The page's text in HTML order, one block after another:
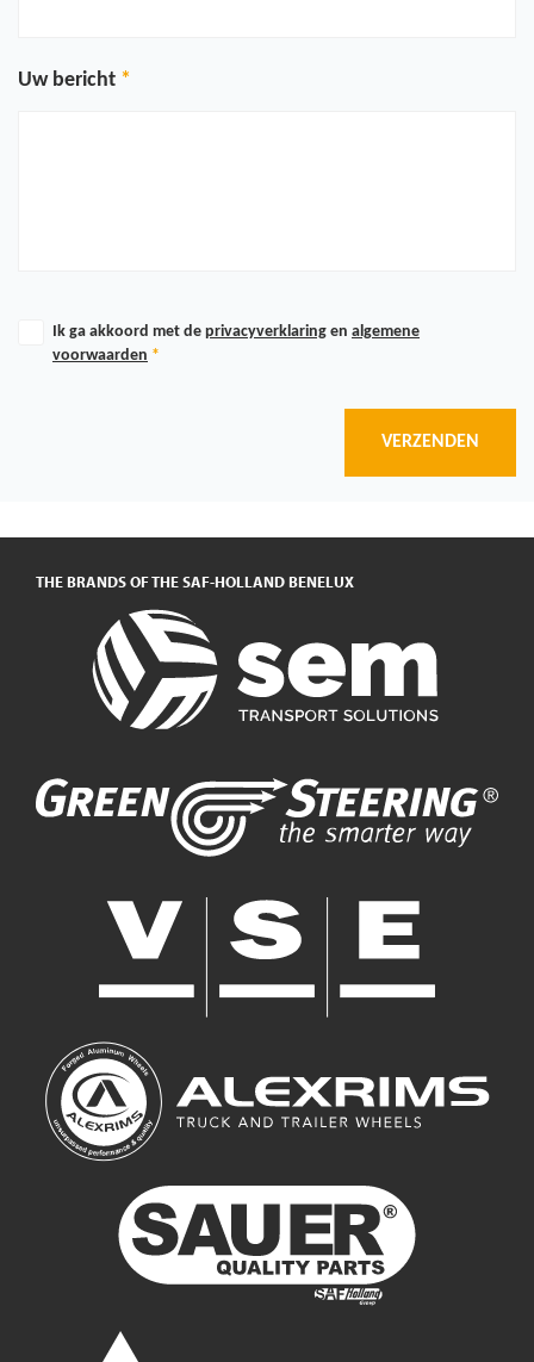
Uw bericht
Ik ga akkoord met de privacyverklaring en algemene
voorwaarden *
VERZENDEN
THE BRANDS OF THE SAF-HOLLAND BENELUX